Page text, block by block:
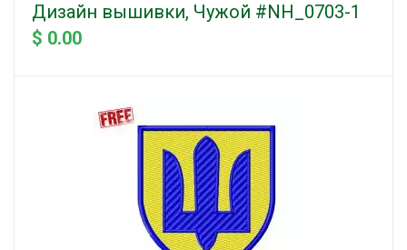
Дизайн вышивки, Чужой #NH_0703-1
$ 0.00